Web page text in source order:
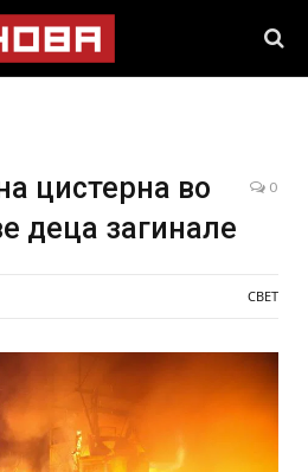
цистерна во
деца загинале
0
СВЕТ